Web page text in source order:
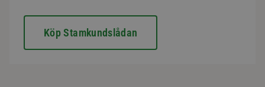
Köp Stamkundslådan